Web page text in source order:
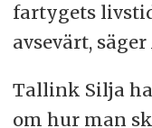
fartygets
avsevärt,
Tallink Silja
om hur man